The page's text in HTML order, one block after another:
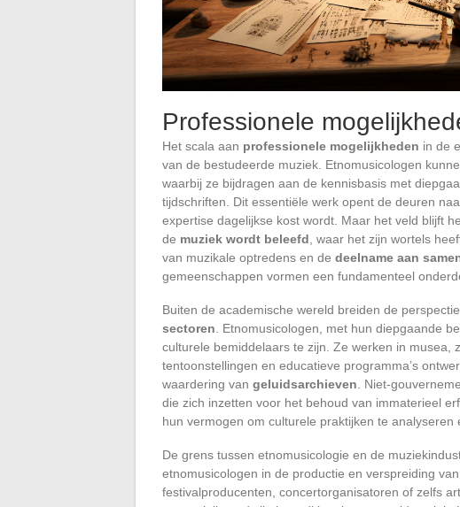
Professionele
Het scala aan professionele mogelijkheden in de
van de bestudeerde muziek. Etnomusicologen
waarbij ze bijdragen aan de kennisbasis met
tijdschriften. Dit essentiële werk opent de deuren
expertise dagelijkse kost wordt. Maar het veld blijft
de muziek wordt beleefd , waar het zijn wortels
van muzikale optredens en de deelname aan
gemeenschappen vormen een fundamenteel
Buiten de academische wereld breiden de
sectoren . Etnomusicologen, met hun diepgaande
culturele bemiddelaars te zijn. Ze werken in musea,
tentoonstellingen en educatieve programma’s
waardering van geluidsarchieven . Niet-
die zich inzetten voor het behoud van immaterieel
hun vermogen om culturele praktijken te analyseren
De grens tussen etnomusicologie en de
etnomusicologen in de productie en verspreiding
festivalproducenten, concertorganisatoren of zelfs